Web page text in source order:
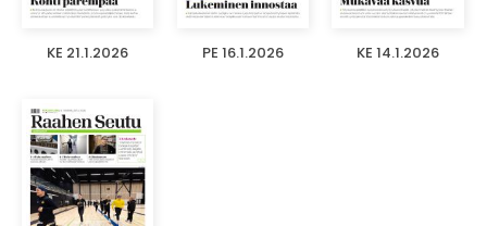
KE 21.1.2026 PE 16.1.2026 KE 14.1.2026